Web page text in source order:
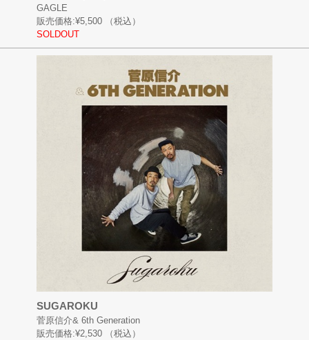
GAGLE
販売価格:¥5,500
（税込）
SOLDOUT
SUGAROKU
菅原信介& 6th Generation
販売価格:¥2,530
（税込）